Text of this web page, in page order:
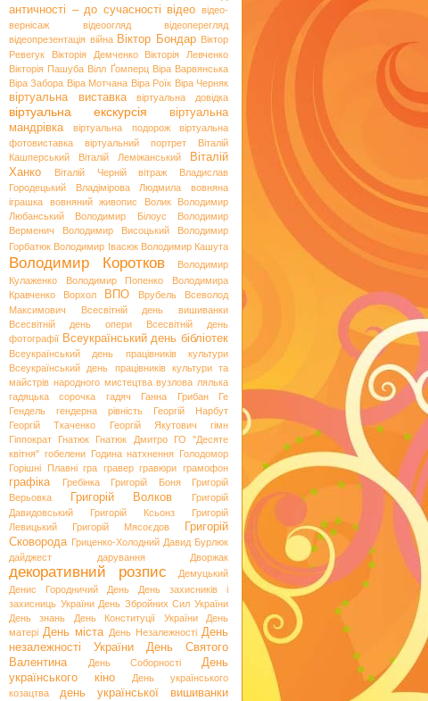
античності – до сучасності відео відео-
вернісаж
відеоогляд
відеоперегляд
відеопрезентація війна Віктор Бондар Віктор
Ревегук
Вікторія Демченко
Вікторія Левченко
Вікторія Пашуба Вілл Ґомперц Віра Варвянська
Віра Забора Віра Мотчана Віра Роїк Віра Черняк
віртуальна виставка віртуальна довідка
віртуальна екскурсія
віртуальна
мандрівка
віртуальна подорож
віртуальна
фотовиставка
віртуальний портрет
Віталій
Кашперський
Віталій Леміжанський
Віталій
Ханко
Віталій Черній вітраж
Владислав
Городецький
Владімірова Людмила
вовняна
іграшка
вовняний живопис Волик
Володимир
Любанський
Володимир Білоус
Володимир
Верменич
Володимир Висоцький
Володимир
Горбатюк Володимир Івасюк Володимир Кашута
Володимир Коротков
Володимир
Кулаженко
Володимир Попенко
Володимира
Кравченко
Ворхол ВПО Врубель
Всеволод
Максимович
Всесвітній день вишиванки
Всесвітній день опери
Всесвітній день
фотографії Всеукраїнський день бібліотек
Всеукраїнський день працівників культури
Всеукраїнський день працівників культури та
майстрів народного мистецтва вузлова лялька
гадяцька сорочка
гадяч Ганна Грибан
Ге
Гендель
гендерна рівність
Георгій Нарбут
Георгій Ткаченко
Георгій Якутович
гімн
Гіппократ
Гнатюк Гнатюк Дмитро
ГО "Десяте
квітня" гобелени Година натхнення Голодомор
Горішні Плавні гра гравер гравюри грамофон
графіка Гребінка Григорій Боня
Григорій
Верьовка
Григорій Волков
Григорій
Давидовський
Григорій Ксьонз
Григорій
Левицький
Григорій Мясоєдов
Григорій
Сковорода Гриценко-Холодний Давид Бурлюк
дайджест
дарування Дворжак
декоративний розпис
Демуцький
Денис Городничий
День
День захисників і
захисниць України День Збройних Сил України
День знань
День Конституції України
День
матері День міста День Незалежності День
незалежності України
День Святого
Валентина
День Соборності
День
українського кіно
День українського
козацтва
день української вишиванки